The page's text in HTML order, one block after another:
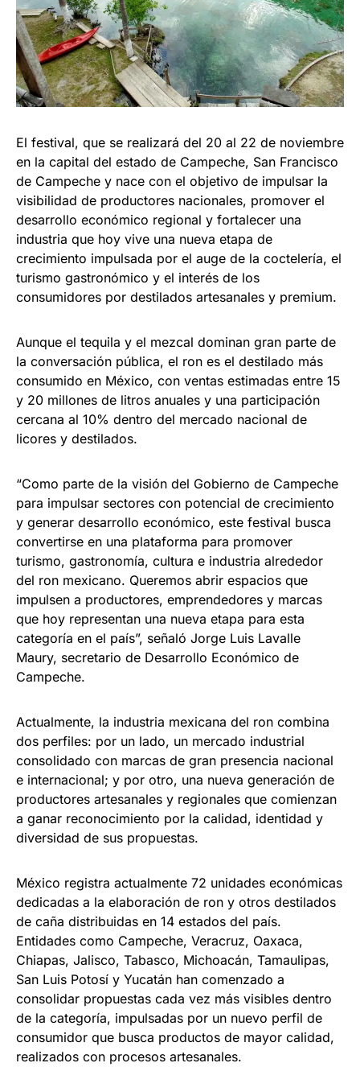
El festival, que se realizará del 20 al 22 de noviembre
en la capital del estado de Campeche, San Francisco
de Campeche y nace con el objetivo de impulsar la
visibilidad de productores nacionales, promover el
desarrollo económico regional y fortalecer una
industria que hoy vive una nueva etapa de
crecimiento impulsada por el auge de la coctelería, el
turismo gastronómico y el interés de los
consumidores por destilados artesanales y premium.
Aunque el tequila y el mezcal dominan gran parte de
la conversación pública, el ron es el destilado más
consumido en México, con ventas estimadas entre 15
y 20 millones de litros anuales y una participación
cercana al 10% dentro del mercado nacional de
licores y destilados.
“Como parte de la visión del Gobierno de Campeche
para impulsar sectores con potencial de crecimiento
y generar desarrollo económico, este festival busca
convertirse en una plataforma para promover
turismo, gastronomía, cultura e industria alrededor
del ron mexicano. Queremos abrir espacios que
impulsen a productores, emprendedores y marcas
que hoy representan una nueva etapa para esta
categoría en el país”, señaló Jorge Luis Lavalle
Maury, secretario de Desarrollo Económico de
Campeche.
Actualmente, la industria mexicana del ron combina
dos perfiles: por un lado, un mercado industrial
consolidado con marcas de gran presencia nacional
e internacional; y por otro, una nueva generación de
productores artesanales y regionales que comienzan
a ganar reconocimiento por la calidad, identidad y
diversidad de sus propuestas.
México registra actualmente 72 unidades económicas
dedicadas a la elaboración de ron y otros destilados
de caña distribuidas en 14 estados del país.
Entidades como Campeche, Veracruz, Oaxaca,
Chiapas, Jalisco, Tabasco, Michoacán, Tamaulipas,
San Luis Potosí y Yucatán han comenzado a
consolidar propuestas cada vez más visibles dentro
de la categoría, impulsadas por un nuevo perfil de
consumidor que busca productos de mayor calidad,
realizados con procesos artesanales.